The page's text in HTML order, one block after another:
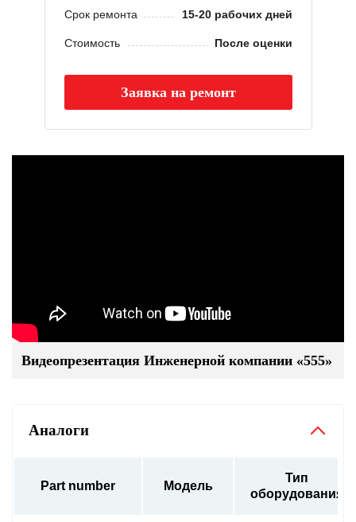
Срок ремонта 15-20 рабочих дней
Стоимость После оценки
Заявка на ремонт
Видеопрезентация Инженерной компании «555»
Аналоги
Part number Модель
Тип
оборудования